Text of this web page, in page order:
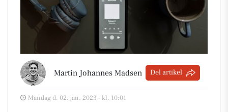
Martin Johannes Madsen Del artikel
Mandag d. 02. jan. 2023 - kl. 10:01